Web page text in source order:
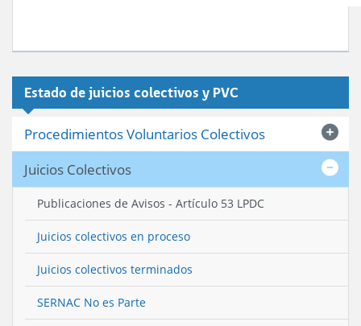
Estado de juicios colectivos y PVC
Procedimientos Voluntarios Colectivos
Juicios Colectivos
Publicaciones de Avisos - Artículo 53 LPDC
Juicios colectivos en proceso
Juicios colectivos terminados
SERNAC No es Parte